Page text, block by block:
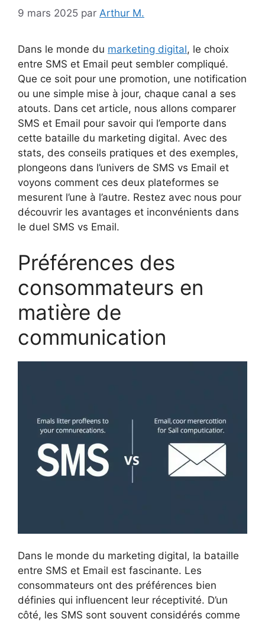
9 mars 2025 par Arthur M.
Dans le monde du marketing digital, le choix
entre SMS et Email peut sembler compliqué.
Que ce soit pour une promotion, une notification
ou une simple mise à jour, chaque canal a ses
atouts. Dans cet article, nous allons comparer
SMS et Email pour savoir qui l’emporte dans
cette bataille du marketing digital. Avec des
stats, des conseils pratiques et des exemples,
plongeons dans l’univers de SMS vs Email et
voyons comment ces deux plateformes se
mesurent l’une à l’autre. Restez avec nous pour
découvrir les avantages et inconvénients dans
le duel SMS vs Email.
Préférences des
consommateurs en
matière de
communication
Dans le monde du marketing digital, la bataille
entre SMS et Email est fascinante. Les
consommateurs ont des préférences bien
définies qui influencent leur réceptivité. D’un
côté, les SMS sont souvent considérés comme